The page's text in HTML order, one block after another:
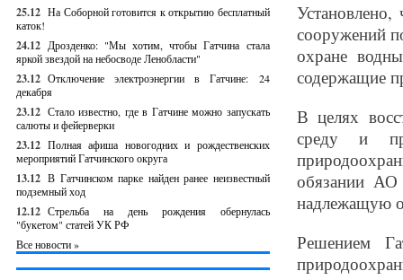
25.12 На Соборной готовится к открытию бесплатный
каток!
24.12 Дрозденко: "Мы хотим, чтобы Гатчина стала
яркой звездой на небосводе Ленобласти"
23.12 Отключение электроэнергии в Гатчине: 24
декабря
23.12 Стало известно, где в Гатчине можно запускать
салюты и фейерверки
23.12 Полная афиша новогодних и рождественских
мероприятий Гатчинского округа
13.12 В Гатчинском парке найден ранее неизвестный
подземный ход
12.12 Стрельба на день рождения обернулась
"букетом" статей УК РФ
Все новости »
Установлено,
сооружений
охране
содержащие
В целях
среду и
обязании АО
надлежащую
Решением